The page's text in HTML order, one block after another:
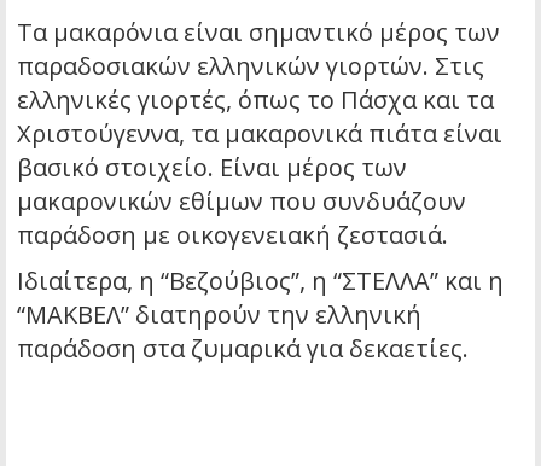
Τα μακαρόνια είναι σημαντικό μέρος των
παραδοσιακών ελληνικών γιορτών. Στις
ελληνικές γιορτές, όπως το Πάσχα και τα
Χριστούγεννα, τα μακαρονικά πιάτα είναι
βασικό στοιχείο. Είναι μέρος των
μακαρονικών εθίμων που συνδυάζουν
παράδοση με οικογενειακή ζεστασιά.
Ιδιαίτερα, η “Βεζούβιος”, η “ΣΤΕΛΛΑ” και η
“ΜΑΚΒΕΛ” διατηρούν την ελληνική
παράδοση στα ζυμαρικά για δεκαετίες.